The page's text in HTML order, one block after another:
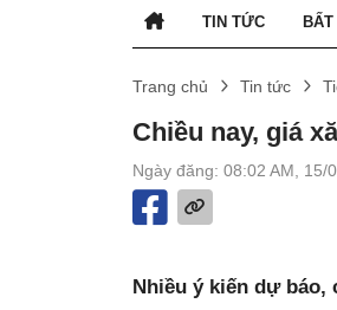
TIN TỨC
Trang chủ Tin tức
Chiều nay, giá
Ngày đăng: 08:02 AM, 15/
Nhiều ý kiến dự báo,